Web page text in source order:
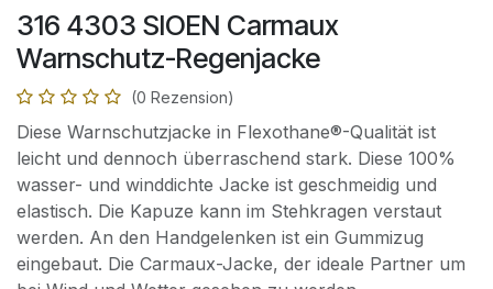
316 4303 SIOEN Carmaux
Warnschutz-Regenjacke
(0 Rezension)
Diese Warnschutzjacke in Flexothane®-Qualität ist
leicht und dennoch überraschend stark. Diese 100%
wasser- und winddichte Jacke ist geschmeidig und
elastisch. Die Kapuze kann im Stehkragen verstaut
werden. An den Handgelenken ist ein Gummizug
eingebaut. Die Carmaux-Jacke, der ideale Partner um